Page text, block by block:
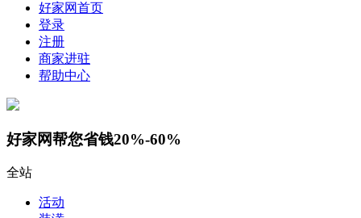
好家网首页
登录
注册
商家进驻
帮助中心
好家网帮您省钱20%-60%
全站
活动